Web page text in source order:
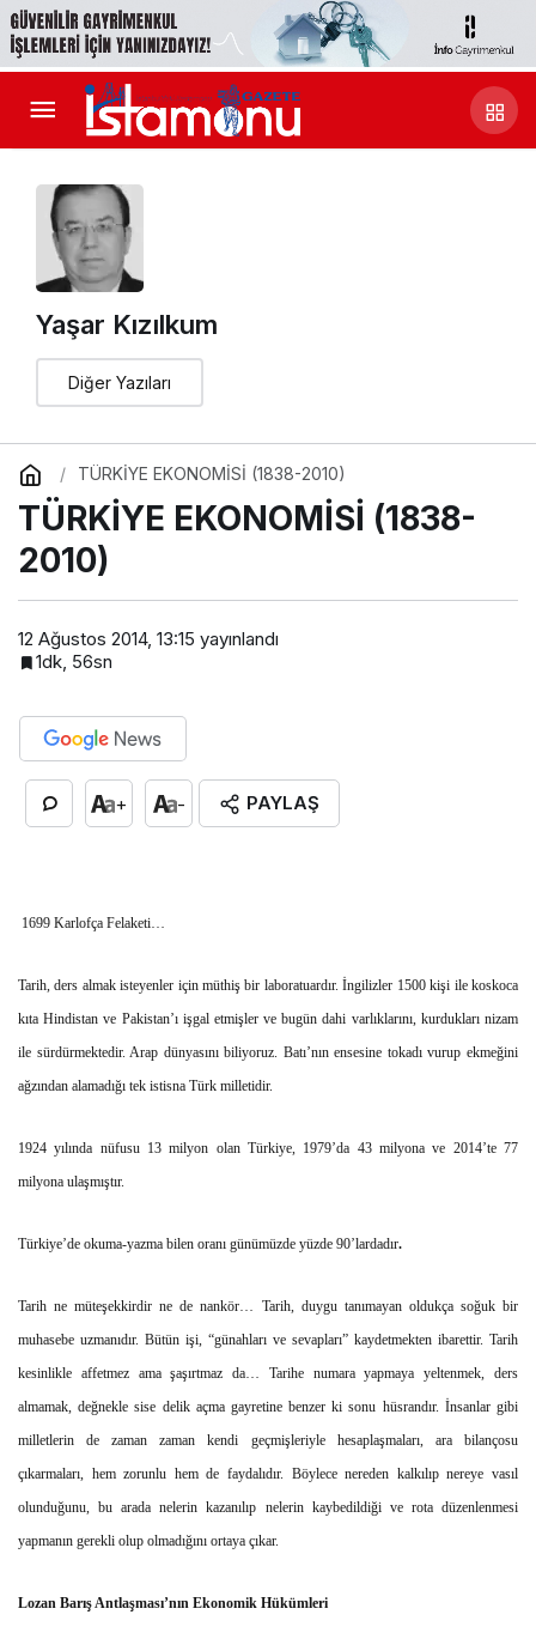
Yaşar Kızılkum
Diğer Yazıları
TÜRKİYE EKONOMİSİ (1838-2010)
TÜRKİYE EKONOMİSİ (1838-
2010)
12 Ağustos 2014, 13:15 yayınlandı
1dk, 56sn
+ - PAYLAŞ
1699 Karlofça Felaketi…
Tarih, ders almak isteyenler için müthiş bir laboratuardır. İngilizler 1500 kişi ile koskoca
kıta Hindistan ve Pakistan’ı işgal etmişler ve bugün dahi varlıklarını, kurdukları nizam
ile sürdürmektedir. Arap dünyasını biliyoruz. Batı’nın ensesine tokadı vurup ekmeğini
ağzından alamadığı tek istisna Türk milletidir.
1924 yılında nüfusu 13 milyon olan Türkiye, 1979’da 43 milyona ve 2014’te 77
milyona ulaşmıştır.
Türkiye’de okuma-yazma bilen oranı günümüzde yüzde 90’lardadır.
Tarih ne müteşekkirdir ne de nankör… Tarih, duygu tanımayan oldukça soğuk bir
muhasebe uzmanıdır. Bütün işi, “günahları ve sevapları” kaydetmekten ibarettir. Tarih
kesinlikle affetmez ama şaşırtmaz da… Tarihe numara yapmaya yeltenmek, ders
almamak, değnekle sise delik açma gayretine benzer ki sonu hüsrandır. İnsanlar gibi
milletlerin de zaman zaman kendi geçmişleriyle hesaplaşmaları, ara bilançosu
çıkarmaları, hem zorunlu hem de faydalıdır. Böylece nereden kalkılıp nereye vasıl
olunduğunu, bu arada nelerin kazanılıp nelerin kaybedildiği ve rota düzenlenmesi
yapmanın gerekli olup olmadığını ortaya çıkar.
Lozan Barış Antlaşması’nın Ekonomik Hükümleri